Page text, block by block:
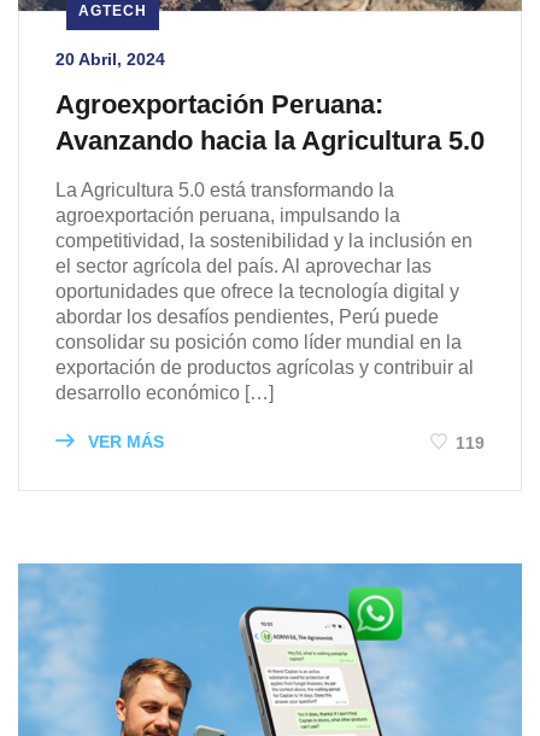
AGTECH
20 Abril, 2024
Agroexportación Peruana:
Avanzando hacia la Agricultura 5.0
La Agricultura 5.0 está transformando la
agroexportación peruana, impulsando la
competitividad, la sostenibilidad y la inclusión en
el sector agrícola del país. Al aprovechar las
oportunidades que ofrece la tecnología digital y
abordar los desafíos pendientes, Perú puede
consolidar su posición como líder mundial en la
exportación de productos agrícolas y contribuir al
desarrollo económico […]
VER MÁS 119